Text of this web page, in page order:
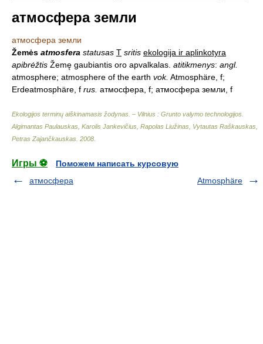
атмосфера земли
атмосфера земли
Žemės atmosfera statusas T sritis ekologija ir aplinkotyra
apibrėžtis Žemę gaubiantis oro apvalkalas. atitikmenys: angl.
atmosphere; atmosphere of the earth vok. Atmosphäre, f;
Erdeatmosphäre, f rus. атмосфера, f; атмосфера земли, f
Ekologijos terminų aiškinamasis žodynas. – Vilnius : Grunto valymo technologijos
Algimantas Paulauskas, Karolis Jankevičius, Rapolas Liužinas, Vytautas Raškauskas,
Petras Zajančkauskas 2008
Игры ⚽
Поможем написать курсовую
атмосфера
Atmosphäre